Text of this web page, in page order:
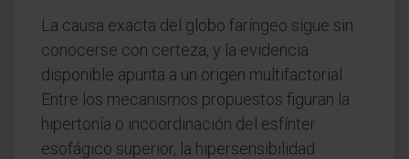
La causa exacta del globo faríngeo sigue sin
conocerse con certeza, y la evidencia
disponible apunta a un origen multifactorial.
Entre los mecanismos propuestos figuran la
hipertonía o incoordinación del esfínter
esofágico superior, la hipersensibilidad